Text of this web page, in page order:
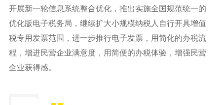
开展新一轮信息系统整合优化，推出实施全国规范统一的
优化版电子税务局，继续扩大小规模纳税人自行开具增值
税专用发票范围，进一步推行电子发票，用简化的办税流
程，增进民营企业满意度，用简便的办税体验，增强民营
企业获得感。